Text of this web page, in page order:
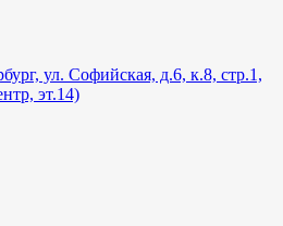
ул. Софийская, д.6, к.8, стр.1,
эт.14)